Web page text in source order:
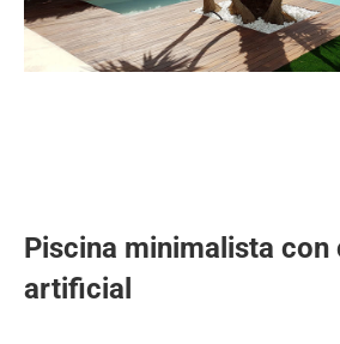
Piscina minimalista con
artificial